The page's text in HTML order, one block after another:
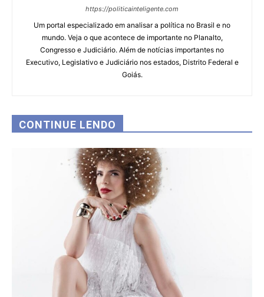
https://politicainteligente.com
Um portal especializado em analisar a política no Brasil e no
mundo. Veja o que acontece de importante no Planalto,
Congresso e Judiciário. Além de notícias importantes no
Executivo, Legislativo e Judiciário nos estados, Distrito Federal e
Goiás.
CONTINUE LENDO